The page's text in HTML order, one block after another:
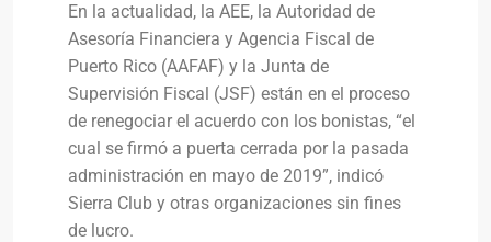
En la actualidad, la AEE, la Autoridad de
Asesoría Financiera y Agencia Fiscal de
Puerto Rico (AAFAF) y la Junta de
Supervisión Fiscal (JSF) están en el proceso
de renegociar el acuerdo con los bonistas, “el
cual se firmó a puerta cerrada por la pasada
administración en mayo de 2019”, indicó
Sierra Club y otras organizaciones sin fines
de lucro.